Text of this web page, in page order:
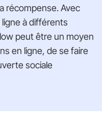
récompense. Avec
à différents
peut être un moyen
en ligne, de se faire
sociale